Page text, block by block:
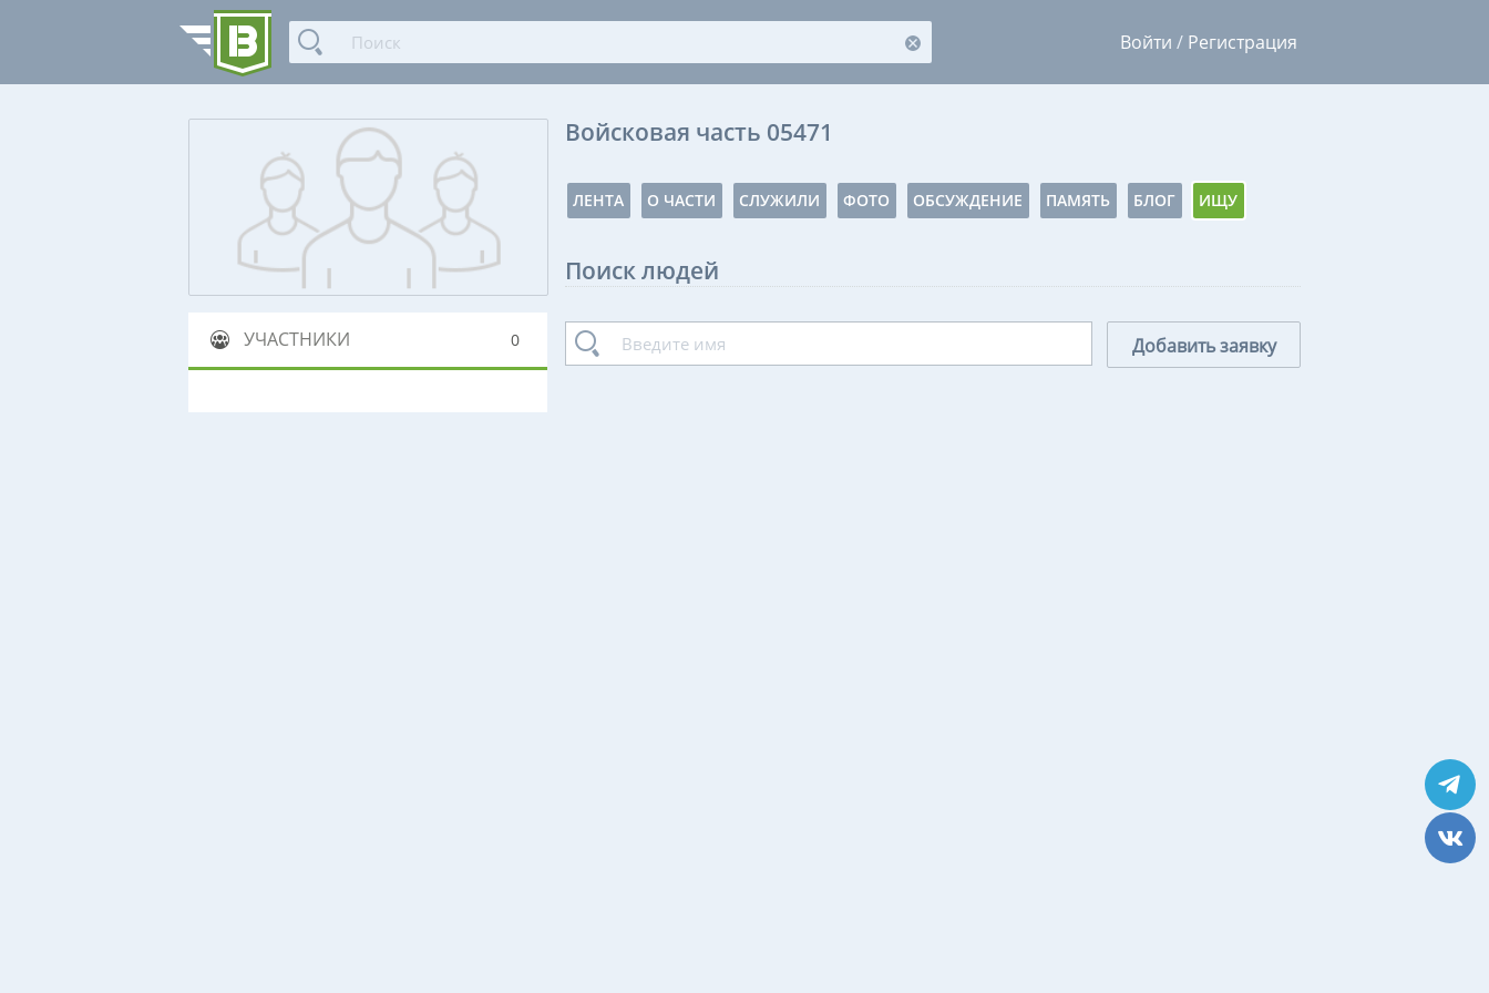
Войти / Регистрация
УЧАСТНИКИ 0
Войсковая часть 05471
ЛЕНТА О ЧАСТИ СЛУЖИЛИ ФОТО ОБСУЖДЕНИЕ ПАМЯТЬ БЛОГ ИЩУ
Поиск людей
Добавить заявку